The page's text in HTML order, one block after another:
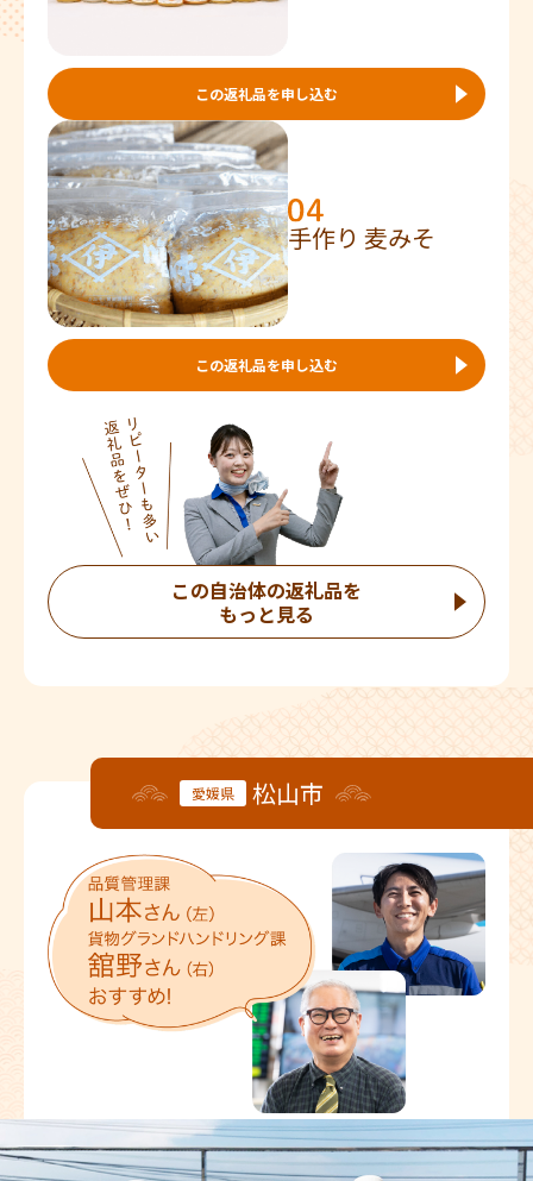
この返礼品を申し込む
手作り 麦みそ
この返礼品を申し込む
この自治体の返礼品を
もっと見る
愛媛県 松山市